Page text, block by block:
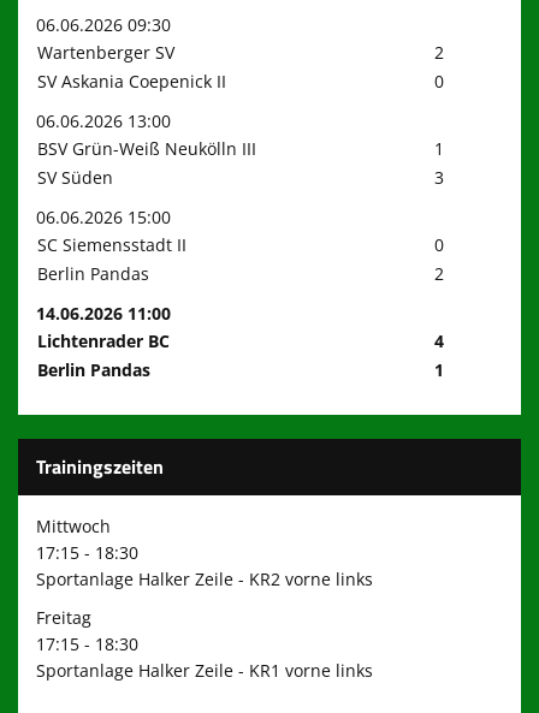
06.06.2026 09:30
Wartenberger SV
2
SV Askania Coepenick II
0
06.06.2026 13:00
BSV Grün-Weiß Neukölln III
1
SV Süden
3
06.06.2026 15:00
SC Siemensstadt II
0
Berlin Pandas
2
14.06.2026 11:00
Lichtenrader BC
4
Berlin Pandas
1
Trainingszeiten
Mittwoch
17:15 - 18:30
Sportanlage Halker Zeile - KR2 vorne links
Freitag
17:15 - 18:30
Sportanlage Halker Zeile - KR1 vorne links